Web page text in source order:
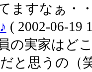
ますなぁ
( 2002-06-19
の実家はど
と思うの（